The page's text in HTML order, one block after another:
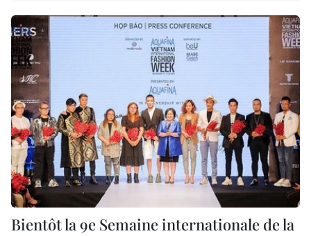
Bientôt la 9e Semaine internationale de la